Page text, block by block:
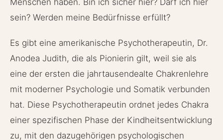
Menschen haben. Bin ich sicher hier? Darf ich hier
sein? Werden meine Bedürfnisse erfüllt?
Es gibt eine amerikanische Psychotherapeutin, Dr.
Anodea Judith, die als Pionierin gilt, weil sie als
eine der ersten die jahrtausendealte Chakrenlehre
mit moderner Psychologie und Somatik verbunden
hat. Diese Psychotherapeutin ordnet jedes Chakra
einer spezifischen Phase der Kindheitsentwicklung
zu, mit den dazugehörigen psychologischen